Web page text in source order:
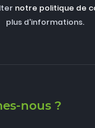
notre politique de
plus d'informations.
nous ?